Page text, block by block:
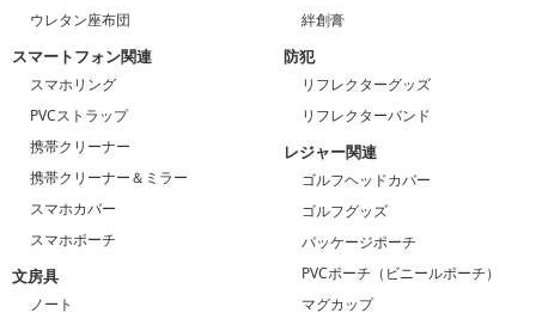
ウレタン座布団
スマートフォン関連
スマホリング
PVCストラップ
携帯クリーナー
携帯クリーナー＆ミラー
スマホカバー
スマホポーチ
文房具
ノート
絆創膏
防犯
リフレクターグッズ
リフレクターバンド
レジャー関連
ゴルフヘッドカバー
ゴルフグッズ
パッケージポーチ
PVCポーチ（ビニールポーチ）
マグカップ